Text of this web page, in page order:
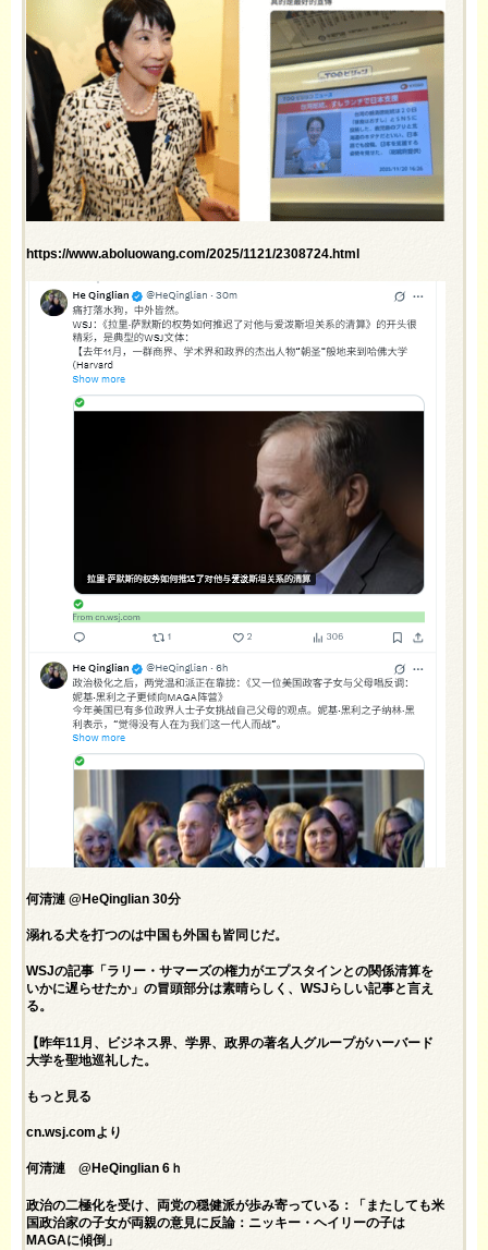
https://www.aboluowang.com/2025/1121/2308724.html
何清漣 @HeQinglian 30分
溺れる犬を打つのは中国も外国も皆同じだ。
WSJの記事「ラリー・サマーズの権力がエプスタインとの関係清算を
いかに遅らせたか」の冒頭部分は素晴らしく、WSJらしい記事と言え
る。
【昨年11月、ビジネス界、学界、政界の著名人グループがハーバード
大学を聖地巡礼した。
もっと見る
cn.wsj.comより
何清漣 @HeQinglian 6ｈ
政治の二極化を受け、両党の穏健派が歩み寄っている：「またしても米
国政治家の子女が両親の意見に反論：ニッキー・ヘイリーの子は
MAGAに傾倒」